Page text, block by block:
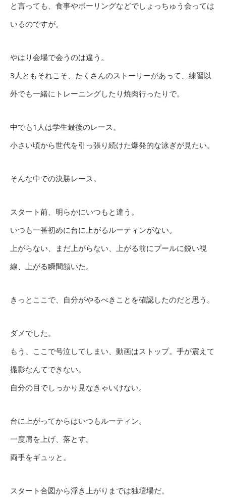
と言っても、食事やボーリングなどでしょっちゅう会っては
いるのですが。
やはり会場で会うのは違う。
3人ともそれこそ、たくさんのストーリーがあって、練習以
外でも一緒にトレーニングしたり焼肉行ったりで。
中でも1人は学生最後のレース。
小さい頃から世代を引っ張り続けた爆発的な泳ぎが見たい。
そんな中での決勝レース。
スタート前、明らかにいつもと違う。
いつも一番初めに台に上がるルーティンがない。
上がらない、まだ上がらない、上がる前にプールに鋭い視
線、上がる瞬間頷いた。
きっとここで、自分がやるべきことを確認したのだと思う。
ダメでした。
もう、ここで号泣してしまい、動画はストップ。手が震えて
撮影なんてできない。
自分の目でしっかり見なきゃいけない。
台に上がってからはいつもルーティン。
一度肩を上げ、落とす。
両手をギュッと。
スタート合図から浮き上がりまでは独壇場だ。